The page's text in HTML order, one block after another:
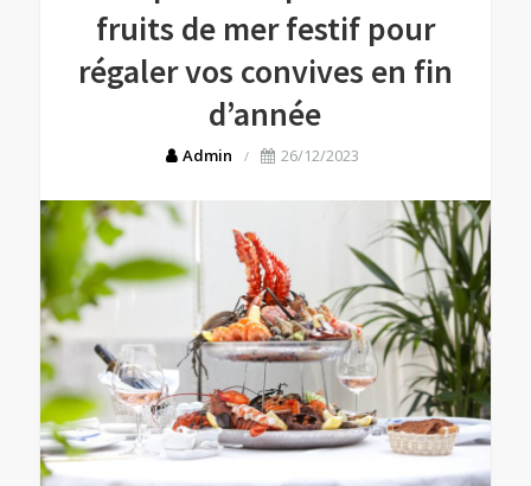
fruits de mer festif pour
régaler vos convives en fin
d’année
Admin 26/12/2023